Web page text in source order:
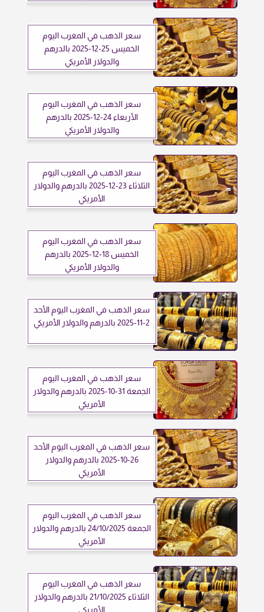
سعر الذهب في المغرب اليوم
الخميس 25-12-2025 بالدرهم
والدولار الأمريكي
سعر الذهب في المغرب اليوم
الأربعاء 24-12-2025 بالدرهم
والدولار الأمريكي
سعر الذهب في المغرب اليوم
الثلاثاء 23-12-2025 بالدرهم والدولار
الأمريكي
سعر الذهب في المغرب اليوم
الخميس 18-12-2025 بالدرهم
والدولار الأمريكي
سعر الذهب في المغرب اليوم الأحد
2-11-2025 بالدرهم والدولار الأمريكي
سعر الذهب في المغرب اليوم
الجمعة 31-10-2025 بالدرهم والدولار
الأمريكي
سعر الذهب في المغرب اليوم الأحد
26-10-2025 بالدرهم والدولار
الأمريكي
سعر الذهب في المغرب اليوم
الجمعة 24/10/2025 بالدرهم والدولار
الأمريكي
سعر الذهب في المغرب اليوم
الثلاثاء 21/10/2025 بالدرهم والدولار
الأمريكي